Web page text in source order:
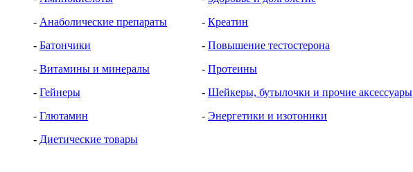
- Анаболические препараты
- Батончики
- Витамины и минералы
- Гейнеры
- Глютамин
- Диетические товары
- Креатин
- Повышение тестостерона
- Протеины
- Шейкеры, бутылочки и прочие аксессуары
- Энергетики и изотоники